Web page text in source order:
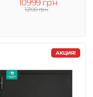
10999 грн
12100 грн
АКЦИЯ!